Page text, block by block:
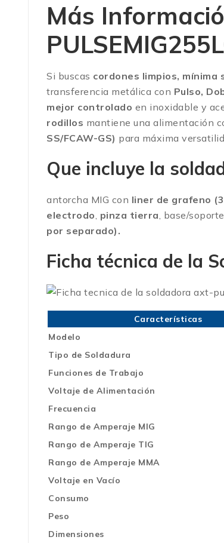
Más
Si buscas cordones limpios, mínima
transferencia metálica con Pulso,
mejor controlado en inoxidable y
rodillos mantiene una alimentación
SS/FCAW-GS) para máxima
Que incluye la
antorcha MIG con liner de grafeno
electrodo, pinza tierra, base/
por separado).
Ficha técnica de la
Características
Modelo
Tipo de Soldadura
Funciones de Trabajo
Voltaje de Alimentación
Frecuencia
Rango de Amperaje MIG
Rango de Amperaje TIG
Rango de Amperaje MMA
Voltaje en Vacío
Consumo
Peso
Dimensiones